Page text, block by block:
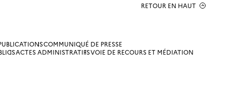
COMMUNIQUÉ DE PRESSE
ACTES ADMINISTRATIFSVOIE DE RECOURS ET MÉDIATION
RETOUR EN HAUT